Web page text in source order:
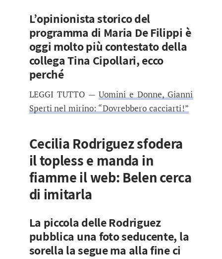
L’opinionista storico del
programma di Maria De Filippi è
oggi molto più contestato della
collega Tina Cipollari, ecco
perché
LEGGI TUTTO — Uomini e Donne, Gianni
Sperti nel mirino: “Dovrebbero cacciarti!”
Cecilia Rodriguez sfodera
il topless e manda in
fiamme il web: Belen cerca
di imitarla
La piccola delle Rodriguez
pubblica una foto seducente, la
sorella la segue ma alla fine ci